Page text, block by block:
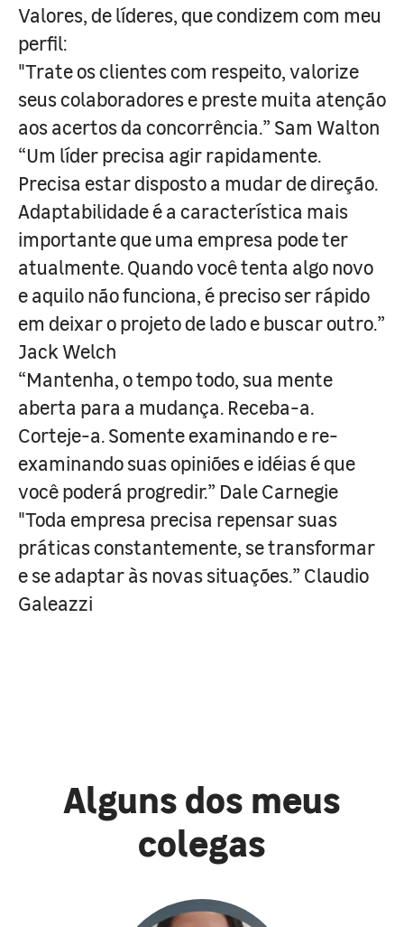
Valores, de líderes, que condizem com meu
perfil:
"Trate os clientes com respeito, valorize
seus colaboradores e preste muita atenção
aos acertos da concorrência.” Sam Walton
“Um líder precisa agir rapidamente.
Precisa estar disposto a mudar de direção.
Adaptabilidade é a característica mais
importante que uma empresa pode ter
atualmente. Quando você tenta algo novo
e aquilo não funciona, é preciso ser rápido
em deixar o projeto de lado e buscar outro.”
Jack Welch
“Mantenha, o tempo todo, sua mente
aberta para a mudança. Receba-a.
Corteje-a. Somente examinando e re-
examinando suas opiniões e idéias é que
você poderá progredir.” Dale Carnegie
"Toda empresa precisa repensar suas
práticas constantemente, se transformar
e se adaptar às novas situações.” Claudio
Galeazzi
Alguns dos meus
colegas